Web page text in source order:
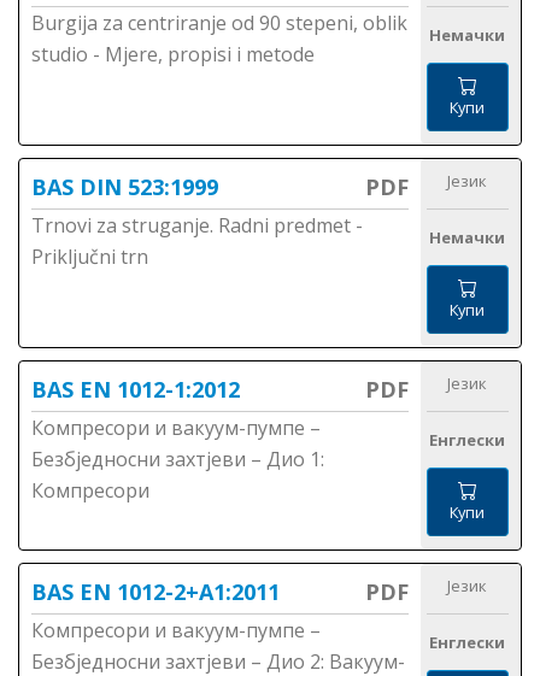
Burgija za centriranje od 90 stepeni, oblik
studio - Mjere, propisi i metode
Немачки
Купи
BAS DIN 523:1999 PDF
Trnovi za struganje. Radni predmet -
Priključni trn
Језик
Немачки
Купи
BAS EN 1012-1:2012 PDF
Компресори и вакуум-пумпе –
Безбједносни захтјеви – Дио 1:
Компресори
Језик
Енглески
Купи
BAS EN 1012-2+A1:2011 PDF
Компресори и вакуум-пумпе –
Безбједносни захтјеви – Дио 2: Вакуум-
Језик
Енглески